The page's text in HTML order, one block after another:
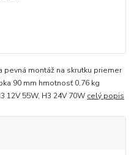
montáž na skrutku priemer
90 mm hmotnosť 0,76 kg
12V 55W, H3 24V 70W celý popis